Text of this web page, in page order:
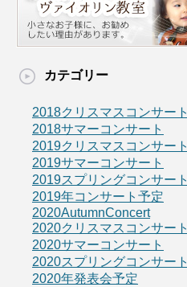
カテゴリー
2018クリスマスコンサート
2018サマーコンサート
2019クリスマスコンサート
2019サマーコンサート
2019スプリングコンサート
2019年コンサート予定
2020AutumnConcert
2020クリスマスコンサート
2020サマーコンサート
2020スプリングコンサート
2020年発表会予定